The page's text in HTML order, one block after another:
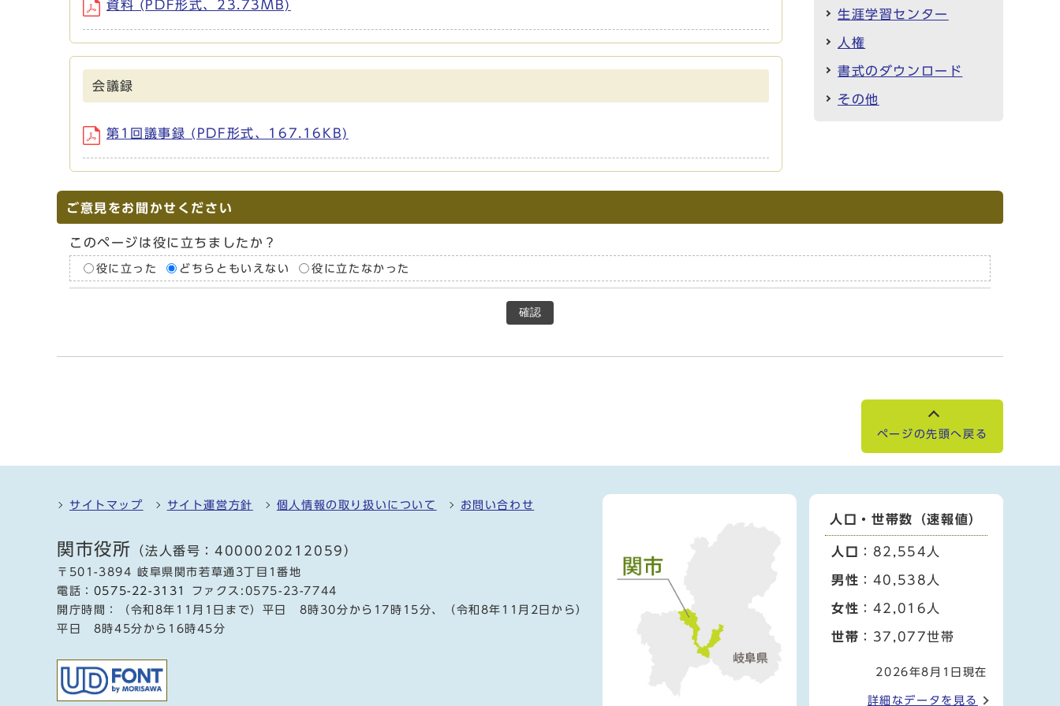
資料 (PDF形式、23.73MB)
会議録
第1回議事録 (PDF形式、167.16KB)
生涯学習センター
人権
書式のダウンロード
その他
ご意見をお聞かせください
このページは役に立ちましたか？
役に立った どちらともいえない 役に立たなかった
確認
ページの先頭へ戻る
サイトマップ サイト運営方針 個人情報の取り扱いについて お問い合わせ
関市役所 （法人番号：4000020212059）
〒501-3894 岐阜県関市若草通3丁目1番地
電話： 0575-22-3131
ファクス:0575-23-7744
開庁時間：（令和8年11月1日まで）平日 8時30分から17時15分、（令和8年11月2日から）
平日 8時45分から16時45分
人口・世帯数（速報値）
人口 ：82,554人
男性 ：40,538人
女性 ：42,016人
世帯 ：37,077世帯
2026年8月1日現在
詳細なデータを見る